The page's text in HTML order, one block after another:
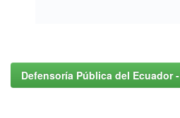
Defensoría Pública del Ecuador